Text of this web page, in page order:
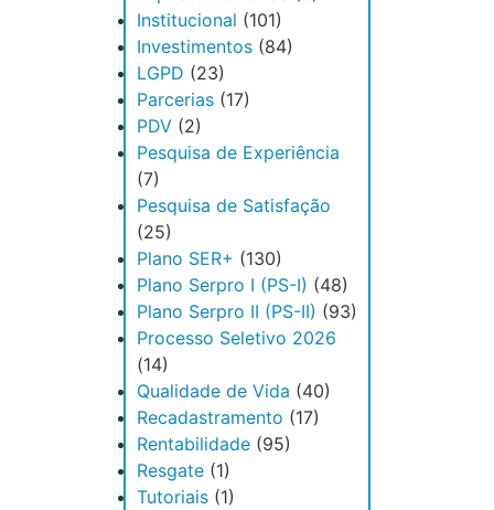
Institucional (101)
Investimentos (84)
LGPD (23)
Parcerias (17)
PDV (2)
Pesquisa de Experiência
(7)
Pesquisa de Satisfação
(25)
Plano SER+ (130)
Plano Serpro I (PS-I) (48)
Plano Serpro II (PS-II) (93)
Processo Seletivo 2026
(14)
Qualidade de Vida (40)
Recadastramento (17)
Rentabilidade (95)
Resgate (1)
Tutoriais (1)